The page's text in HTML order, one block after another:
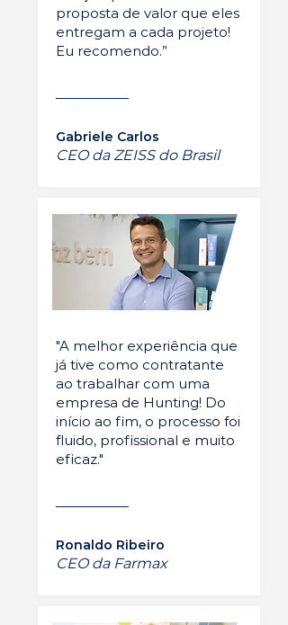
proposta de valor que eles
entregam a cada projeto!
Eu recomendo.”
Gabriele Carlos
CEO da ZEISS do Brasil
"A melhor experiência que
já tive como contratante
ao trabalhar com uma
empresa de Hunting! Do
início ao fim, o processo foi
fluido, profissional e muito
eficaz."
Ronaldo Ribeiro
CEO da Farmax